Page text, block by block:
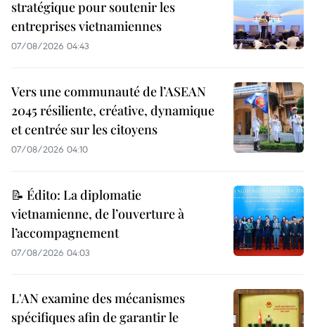
stratégique pour soutenir les
entreprises vietnamiennes
07/08/2026 04:43
Vers une communauté de l’ASEAN
2045 résiliente, créative, dynamique
et centrée sur les citoyens
07/08/2026 04:10
📝 Édito: La diplomatie
vietnamienne, de l’ouverture à
l’accompagnement
07/08/2026 04:03
L'AN examine des mécanismes
spécifiques afin de garantir le